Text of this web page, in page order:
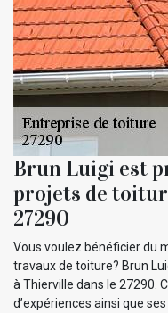
Brun Luigi est
projets de
27290
Vous voulez bénéficier du
travaux de toiture? Brun
à Thierville dans le 27290.
d’expériences ainsi que